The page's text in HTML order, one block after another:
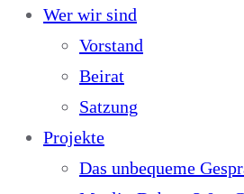
Wer wir sind
Vorstand
Beirat
Satzung
Projekte
Das unbequeme